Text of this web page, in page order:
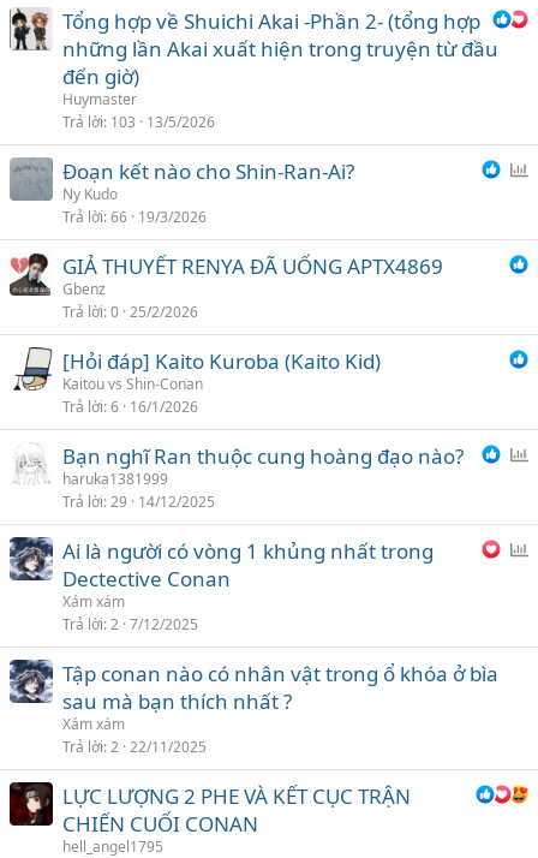
Tổng hợp về Shuichi Akai -Phần 2- (tổng hợp
những lần Akai xuất hiện trong truyện từ đầu
đến giờ)
Huymaster
Trả lời 103 13/5/2026
h
c
Đoạn kết nào cho Shin-Ran-Ai?
Ny Kudo
Trả lời 66 19/3/2026
GIẢ THUYẾT RENYA ĐÃ UỐNG APTX4869
Gbenz
Trả lời 0 25/2/2026
[Hỏi đáp] Kaito Kuroba (Kaito Kid)
Kaitou vs Shin-Conan
Trả lời 6 16/1/2026
h
c
Bạn nghĩ Ran thuộc cung hoàng đạo nào?
haruka1381999
Trả lời 29 14/12/2025
c
Ai là người có vòng 1 khủng nhất trong
Dectective Conan
Xám xám
Trả lời 2 7/12/2025
Tập conan nào có nhân vật trong ổ khóa ở bìa
sau mà bạn thích nhất ?
Xám xám
Trả lời 2 22/11/2025
LỰC LƯỢNG 2 PHE VÀ KẾT CỤC TRẬN
CHIẾN CUỐI CONAN
hell_angel1795